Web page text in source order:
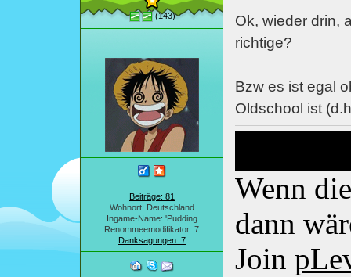
(143)
Beiträge: 81
Wohnort: Deutschland
Ingame-Name: 'Pudding
Renommeemodifikator: 7
Danksagungen: 7
Ok, wieder drin,
richtige?
Bzw es ist egal
Oldschool ist
Wenn
dann
Join